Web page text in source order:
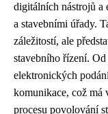
digitálních nástrojů a
a stavebními úřady.
záležitostí, ale
stavebního řízení.
elektronických
komunikace, což má
procesu povolování